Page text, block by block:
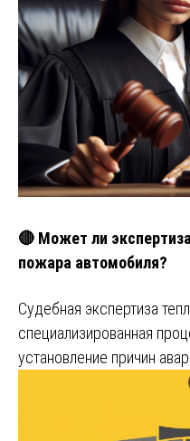
🔴 Может ли
пожара автомобиля?
Судебная экспертиза
специализированная
установление причин